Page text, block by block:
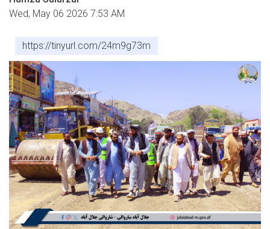
Wed, May 06 2026 7:53 AM
https://tinyurl.com/24m9g73m